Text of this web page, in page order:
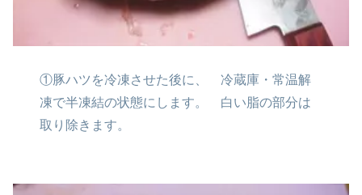
①豚ハツを冷凍させた後に、
冷蔵庫・常温解
凍で半凍結の状態にします。
白い脂の部分は
取り除きます。